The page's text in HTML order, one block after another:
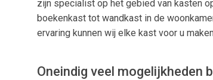
zijn specialist op het gebied van kasten
boekenkast tot wandkast in de
ervaring kunnen wij elke kast voor u
Oneindig veel mogelijkheden